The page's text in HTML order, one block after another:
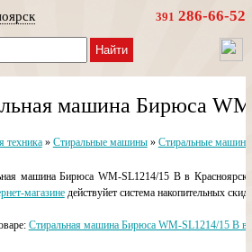
391 286-66-52
Найти
машина Бирюса
техника» Стиральные машины» Стиральные
машина Бирюса WM-SL1214/15 B в
магазинедействуйет система накопительных
Стиральная машина Бирюса WM-SL1214/15 B в